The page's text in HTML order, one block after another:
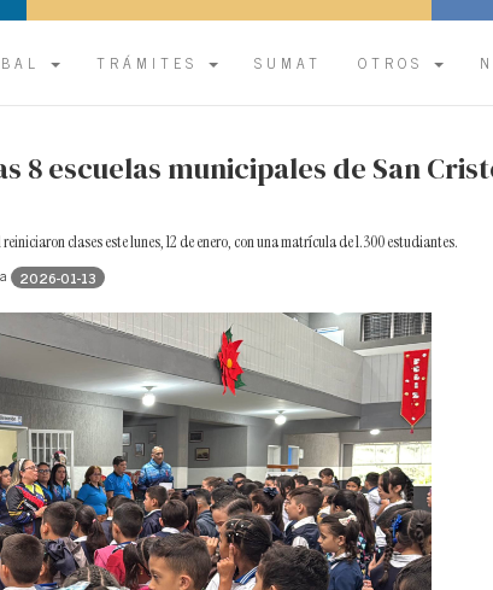
TRÁMITES SUMAT OTROS
8 escuelas municipales de San
clases este lunes, 12 de enero, con una matrícula de 1.300 estudiantes.
2026-01-13